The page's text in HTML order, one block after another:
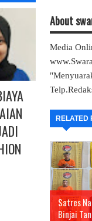
About
Media
RELATED
Satres
Binjai